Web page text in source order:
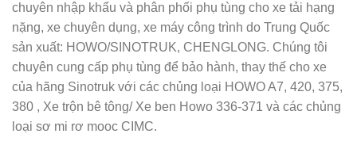
chuyên nhập khẩu và phân phối phụ tùng cho xe tải hạng
nặng, xe chuyên dụng, xe máy công trình do Trung Quốc
sản xuất: HOWO/SINOTRUK, CHENGLONG. Chúng tôi
chuyên cung cấp phụ tùng để bảo hành, thay thế cho xe
của hãng Sinotruk với các chủng loại HOWO A7, 420, 375,
380 , Xe trộn bê tông/ Xe ben Howo 336-371 và các chủng
loại sơ mi rơ mooc CIMC.